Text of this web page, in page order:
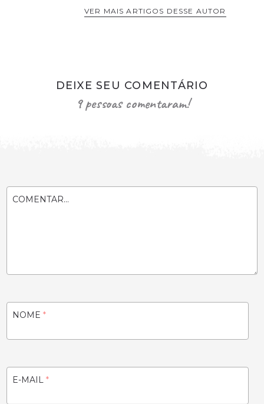
VER MAIS ARTIGOS DESSE AUTOR
DEIXE SEU COMENTÁRIO
9 pessoas comentaram!
COMENTAR...
NOME*
E-MAIL*